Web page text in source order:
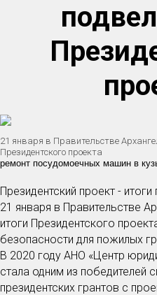
21 января в Правительстве
Президентского проекта
ремонт посудомоечных машин в
Президентский проект - итоги
21 января в Правительстве
итоги Президентского
безопасности для пожилых
В 2020 году АНО «Центр
стала одним из победителей
президентских грантов с